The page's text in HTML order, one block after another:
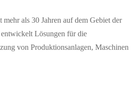
als 30 Jahren auf dem Gebiet der
Lösungen für die
von Produktionsanlagen, Maschinen